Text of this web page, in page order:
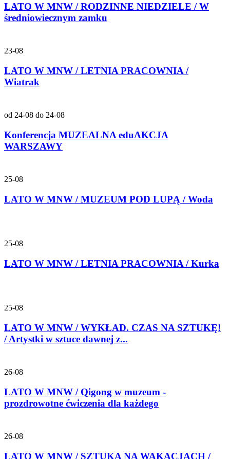
LATO W MNW / RODZINNE NIEDZIELE / W
średniowiecznym zamku
23-08
LATO W MNW / LETNIA PRACOWNIA /
Wiatrak
od 24-08 do 24-08
Konferencja MUZEALNA eduAKCJA
WARSZAWY
25-08
LATO W MNW / MUZEUM POD LUPĄ / Woda
25-08
LATO W MNW / LETNIA PRACOWNIA / Kurka
25-08
LATO W MNW / WYKŁAD. CZAS NA SZTUKĘ!
/ Artystki w sztuce dawnej z...
26-08
LATO W MNW / Qigong w muzeum -
prozdrowotne ćwiczenia dla każdego
26-08
LATO W MNW / SZTUKA NA WAKACJACH /